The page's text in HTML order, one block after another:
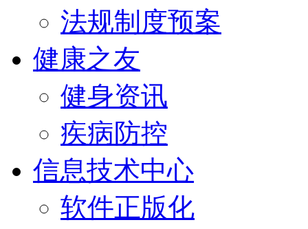
法规制度预案
健康之友
健身资讯
疾病防控
信息技术中心
软件正版化